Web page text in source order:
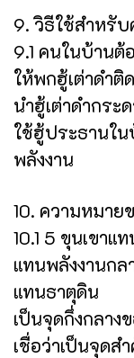
9. วิธีใช้สำหรั
9.1 คนในบ้านต้
ให้พกฮู้เต่าดำติ
นำฮู้เต่าดำกระ
ใช้ฮู้ประธานใ
พลังงาน
10. ความหมาย
10.1 5 ขุนเขาแ
แทนพลังงานกล
แทนธาตุดิน
เป็นจุดกึ่งกลาง
เชื่อว่าเป็นจุด